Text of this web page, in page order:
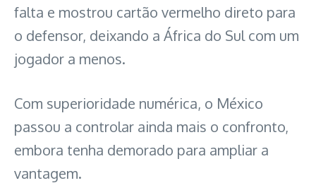
falta e mostrou cartão vermelho direto para
o defensor, deixando a África do Sul com um
jogador a menos.
Com superioridade numérica, o México
passou a controlar ainda mais o confronto,
embora tenha demorado para ampliar a
vantagem.